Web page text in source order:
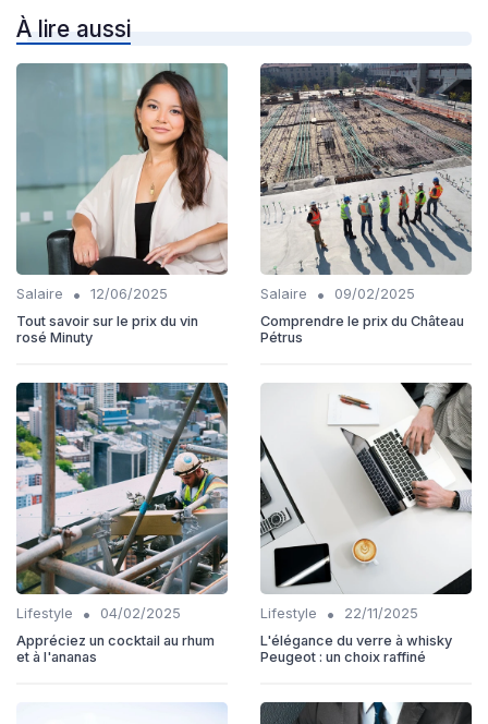
À lire aussi
Salaire •
12/06/2025
Tout savoir sur le prix du vin
rosé Minuty
Salaire •
09/02/2025
Comprendre le prix du Château
Pétrus
Lifestyle •
04/02/2025
Appréciez un cocktail au rhum
et à l'ananas
Lifestyle •
22/11/2025
L'élégance du verre à whisky
Peugeot : un choix raffiné